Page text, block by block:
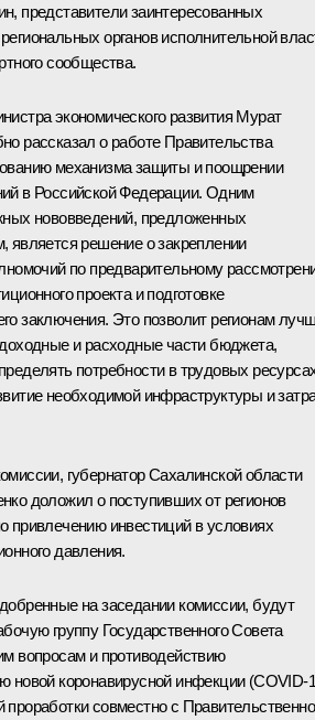
, представители заинтересованных
органов исполнительной
сообщества.
экономического развития Мурат
рассказал о работе Правительства
механизма защиты и поощрении
в Российской Федерации. Одним
нововведений, предложенных
является решение о закреплении
по предварительному
проекта и подготовке
заключения. Это позволит регионам
доходные и расходные части бюджета,
потребности в трудовых
необходимой инфраструктуры и
губернатор Сахалинской области
доложил о поступивших от регионов
привлечению инвестиций в условиях
давления.
на заседании комиссии, будут
группу Государственного Совета
вопросам и противодействию
новой коронавирусной инфекции (COVID-
совместно с